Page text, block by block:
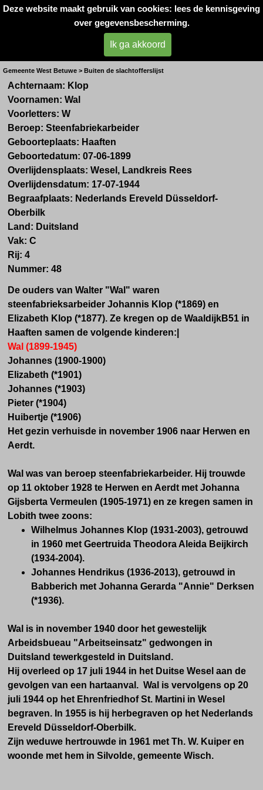
Deze website maakt gebruik van cookies: lees de kennisgeving
over gegevensbescherming.
Ik ga akkoord
Oorlogsslachtoffers
West- Betuwe
Dhr. W. Klop uit Haaften
Gemeente West Betuwe > Buiten de slachtofferslijst
Achternaam: Klop
Voornamen: Wal
Voorletters: W
Beroep: Steenfabriekarbeider
Geboorteplaats: Haaften
Geboortedatum: 07-06-1899
Overlijdensplaats: Wesel, Landkreis Rees
Overlijdensdatum: 17-07-1944
Begraafplaats: Nederlands Ereveld Düsseldorf-
Oberbilk
Land: Duitsland
Vak: C
Rij: 4
Nummer: 48
De ouders van Walter "Wal" waren
steenfabrieksarbeider Johannis Klop (*1869) en
Elizabeth Klop (*1877). Ze kregen op de WaaldijkB51 in
Haaften samen de volgende kinderen:|
Wal (1899-1945)
Johannes (1900-1900)
Elizabeth (*1901)
Johannes (*1903)
Pieter (*1904)
Huibertje (*1906)
Het gezin verhuisde in november 1906 naar Herwen en
Aerdt.
Wal was van beroep steenfabriekarbeider. Hij trouwde
op 11 oktober 1928 te Herwen en Aerdt met Johanna
Gijsberta Vermeulen (1905-1971) en ze kregen samen in
Lobith twee zoons:
Wilhelmus Johannes Klop (1931-2003), getrouwd
in 1960 met Geertruida Theodora Aleida Beijkirch
(1934-2004).
Johannes Hendrikus (1936-2013), getrouwd in
Babberich met Johanna Gerarda "Annie" Derksen
(*1936).
Wal is in november 1940 door het gewestelijk
Arbeidsbueau "Arbeitseinsatz" gedwongen in
Duitsland tewerkgesteld in Duitsland.
Hij overleed op 17 juli 1944 in het Duitse Wesel aan de
gevolgen van een hartaanval. Wal is vervolgens op 20
juli 1944 op het Ehrenfriedhof St. Martini in Wesel
begraven. In 1955 is hij herbegraven op het Nederlands
Ereveld Düsseldorf-Oberbilk.
Zijn weduwe hertrouwde in 1961 met Th. W. Kuiper en
woonde met hem in Silvolde, gemeente Wisch.